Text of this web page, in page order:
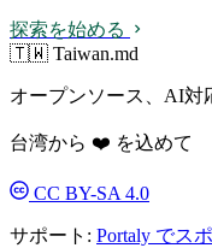
探索を始める
🇹🇼 Taiwan.md
オープンソース、AI対
台湾から ❤️ を込めて
CC BY-SA 4.0
サポート: Portaly でス